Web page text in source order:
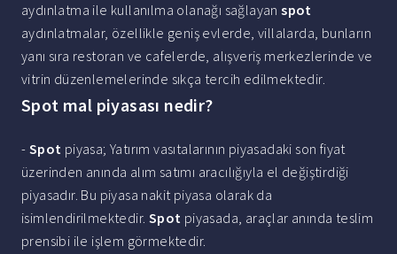
aydınlatma ile kullanılma olanağı sağlayanspot
aydınlatmalar, özellikle geniş evlerde, villalarda, bunların
yanı sıra restoran ve cafelerde, alışveriş merkezlerinde ve
vitrin düzenlemelerinde sıkça tercih edilmektedir.
Spot mal piyasası nedir?
- Spot piyasa; Yatırım vasıtalarının piyasadaki son fiyat
üzerinden anında alım satımı aracılığıyla el değiştirdiği
piyasadır. Bu piyasa nakit piyasa olarak da
isimlendirilmektedir. Spot piyasada, araçlar anında teslim
prensibi ile işlem görmektedir.